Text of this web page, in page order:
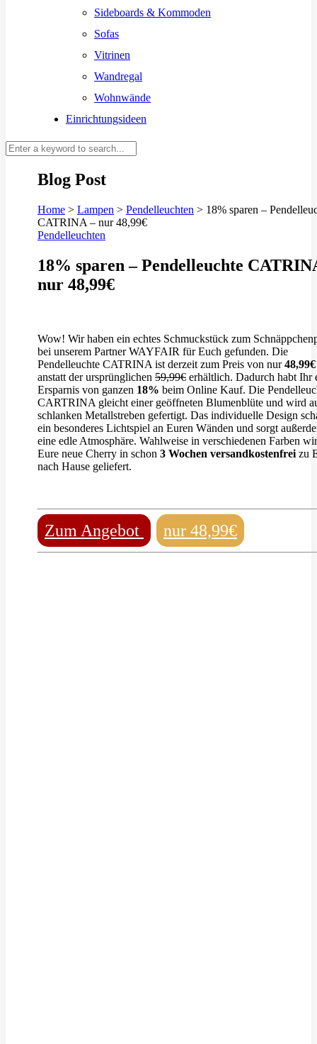
Sideboards & Kommoden
Sofas
Vitrinen
Wandregal
Wohnwände
Einrichtungsideen
Blog Post
Home > Lampen > Pendelleuchten > 18% sparen –
CATRINA – nur 48,99€
Pendelleuchten
18% sparen – Pendelleuchte
nur 48,99€
Wow! Wir haben ein echtes Schmuckstück zum
bei unserem Partner WAYFAIR für Euch gefunden. Die
Pendelleuchte CATRINA ist derzeit zum Preis von nur48,99€
anstatt der ursprünglichen 59,99€ erhältlich. Dadurch habt Ihr
Ersparnis von ganzen 18% beim Online Kauf. Die
CARTRINA gleicht einer geöffneten Blumenblüte und wird
schlanken Metallstreben gefertigt. Das individuelle Design
ein besonderes Lichtspiel an Euren Wänden und sorgt
eine edle Atmosphäre. Wahlweise in verschiedenen Farben
Eure neue Cherry in schon 3 Wochen versandkostenfrei zu
nach Hause geliefert.
Zum Angebot nur 48,99€